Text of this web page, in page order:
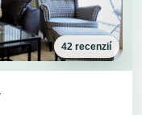
42 recenzií